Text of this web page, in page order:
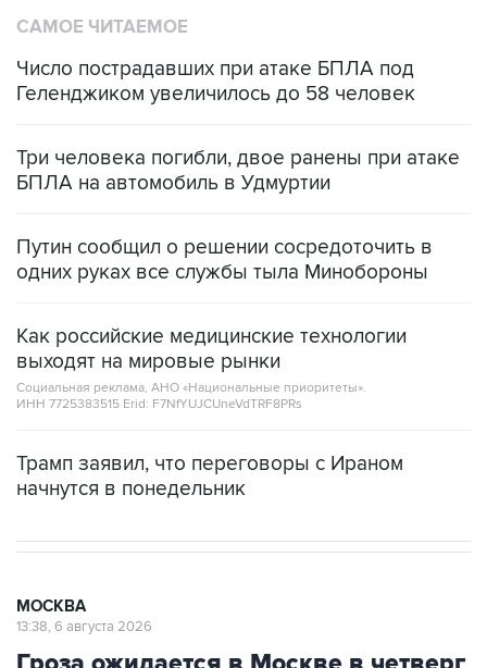
САМОЕ ЧИТАЕМОЕ
Число пострадавших при атаке БПЛА под
Геленджиком увеличилось до 58 человек
Три человека погибли, двое ранены при атаке
БПЛА на автомобиль в Удмуртии
Путин сообщил о решении сосредоточить в
одних руках все службы тыла Минобороны
Как российские медицинские технологии
выходят на мировые рынки
Социальная реклама, АНО «Национальные приоритеты».
ИНН 7725383515 Erid: F7NfYUJCUneVdTRF8PRs
Трамп заявил, что переговоры с Ираном
начнутся в понедельник
МОСКВА
13:38, 6 августа 2026